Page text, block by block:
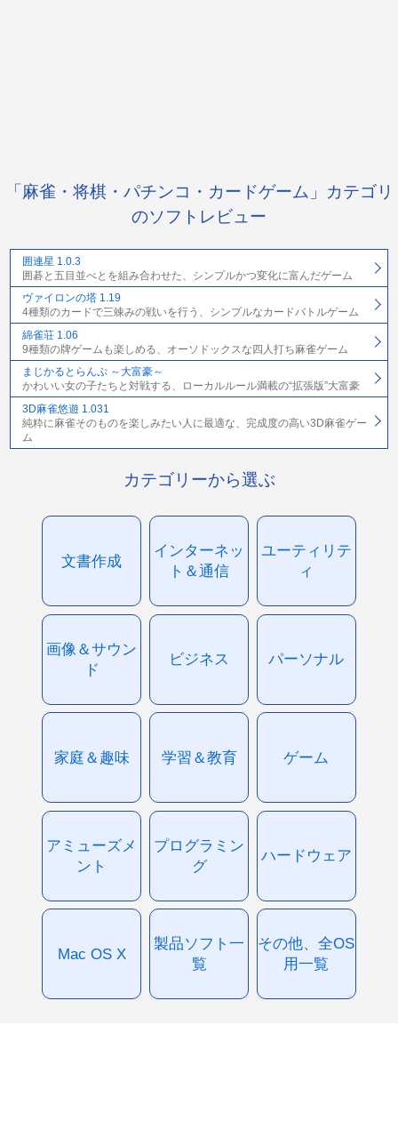
「麻雀・将棋・パチンコ・カードゲーム」カテゴリ
のソフトレビュー
囲連星 1.0.3
囲碁と五目並べとを組み合わせた、シンプルかつ変化に富んだゲーム
ヴァイロンの塔 1.19
4種類のカードで三竦みの戦いを行う、シンプルなカードバトルゲーム
綿雀荘 1.06
9種類の牌ゲームも楽しめる、オーソドックスな四人打ち麻雀ゲーム
まじかるとらんぷ ～大富豪～
かわいい女の子たちと対戦する、ローカルルール満載の“拡張版”大富豪
3D麻雀悠遊 1.031
純粋に麻雀そのものを楽しみたい人に最適な、完成度の高い3D麻雀ゲー
ム
カテゴリーから選ぶ
文書作成
インターネッ
ト＆通信
ユーティリテ
ィ
画像＆サウン
ド
ビジネス パーソナル
家庭＆趣味 学習＆教育 ゲーム
アミューズメ
ント
プログラミン
グ
ハードウェア
Mac OS X
製品ソフト一
覧
その他、全OS
用一覧